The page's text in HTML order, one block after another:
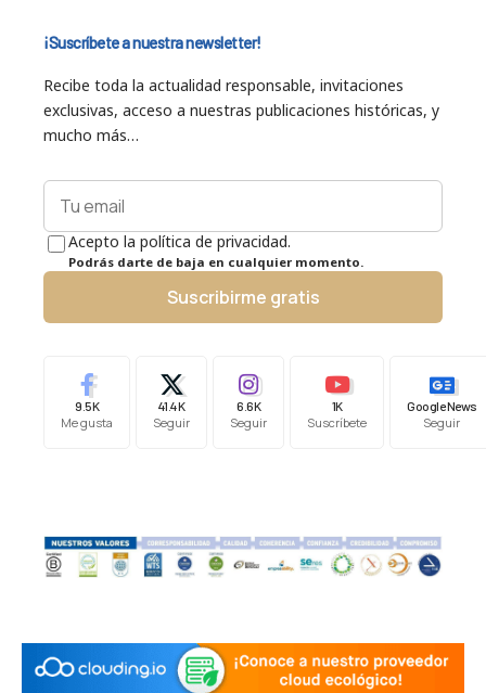
¡Suscríbete a nuestra newsletter!
Recibe toda la actualidad responsable, invitaciones
exclusivas, acceso a nuestras publicaciones históricas, y
mucho más…
Acepto la política de privacidad.
Podrás darte de baja en cualquier momento.
Suscribirme gratis
9.5K
Me gusta
41.4K
Seguir
6.6K
Seguir
1K
Suscríbete
Google News
Seguir